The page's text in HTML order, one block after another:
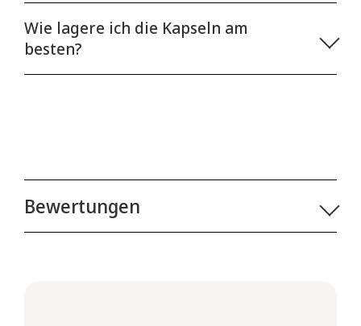
Wie lagere ich die Kapseln am
besten?
Bewertungen